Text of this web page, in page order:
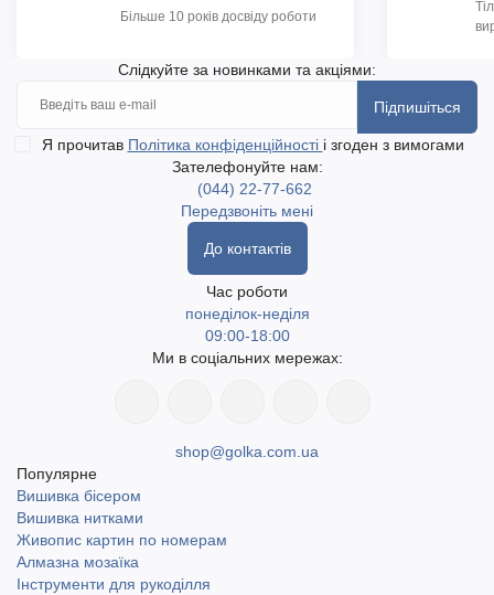
Більше 10 років досвіду роботи
Слідкуйте за новинками та акціями:
Підпишіться
Я прочитав Політика конфіденційності і згоден з вимогами
Зателефонуйте нам:
(044) 22-77-662
Передзвоніть мені
До контактів
Час роботи
понеділок-неділя
09:00-18:00
Ми в соціальних мережах:
shop@golka.com.ua
Популярне
Вишивка бісером
Вишивка нитками
Живопис картин по номерам
Алмазна мозаїка
Інструменти для рукоділля